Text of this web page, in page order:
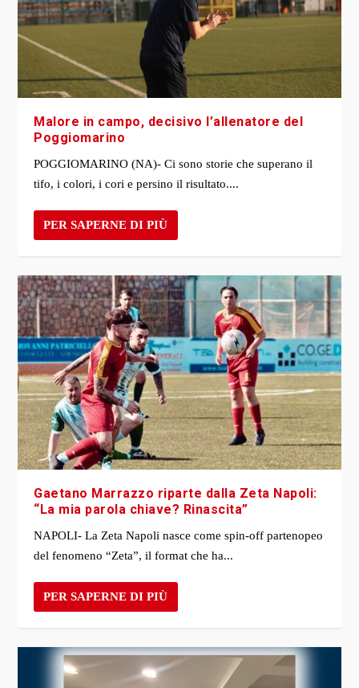
Malore in campo, decisivo l’allenatore del
Poggiomarino
POGGIOMARINO (NA)- Ci sono storie che superano il
tifo, i colori, i cori e persino il risultato....
PER SAPERNE DI PIÙ
Gaetano Marrazzo riparte dalla Zeta Napoli:
“La mia parola chiave? Rinascita”
NAPOLI- La Zeta Napoli nasce come spin-off partenopeo
del fenomeno “Zeta”, il format che ha...
PER SAPERNE DI PIÙ